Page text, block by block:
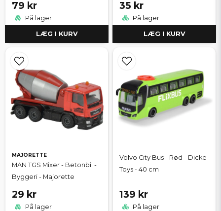
79 kr
På lager
LÆG I KURV
35 kr
På lager
LÆG I KURV
MAJORETTE
MAN TGS Mixer - Betonbil -
Byggeri - Majorette
29 kr
På lager
Volvo City Bus - Rød - Dicke
Toys - 40 cm
139 kr
På lager